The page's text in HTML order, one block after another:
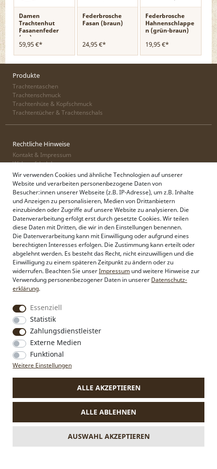
Damen
Trachtenhut
Fasanenfeder
(rot)
59,95 €*
Federbrosche
Fasan (braun)
24,95 €*
Federbrosche
Hahnenschlappe
n (grün-braun)
19,95 €*
Produkte
Trachtentaschen
Trachtenschmuck
Trachtenhüte & Kopfschmuck
Trachtentücher & Trachtenschals
Rechtliche Hinweise
Kontakt & Impressum
Widerrufsbelehrung
Zahlung & Lieferung
Datenschutz
AGB
Alpenflüstern
Philosophie
Händlerbereich
Firmenkunden
Sonderanfertigungen
Pressebereich
Kontakt & Impressum
Social Media
Instagram
Facebook
VERTRAG WIDERRUFEN
Die durchgestrichenen Preise entsprechen dem bisherigen Preis
** Gilt für Lieferungen nach Deutschland. Lieferzeiten für andere
Wir verwenden Cookies und ähnliche Technologien auf unserer
Website und verarbeiten personenbezogene Daten von
Besucher:innen unserer Webseite (z.B. IP-Adresse), um z.B. Inhalte
und Anzeigen zu personalisieren, Medien von Drittanbietern
einzubinden oder Zugriffe auf unsere Website zu analysieren. Die
Datenverarbeitung erfolgt erst durch gesetzte Cookies. Wir teilen
diese Daten mit Dritten, die wir in den Einstellungen benennen.
Die Datenverarbeitung kann mit Einwilligung oder aufgrund eines
berechtigten Interesses erfolgen. Die Zustimmung kann erteilt oder
abgelehnt werden. Es besteht das Recht, nicht einzuwilligen und die
Einwilligung zu einem späteren Zeitpunkt zu ändern oder zu
widerrufen. Beachten Sie unserImpressum und weitere Hinweise zur
Verwendung personenbezogener Daten in unserer Daten­schutz­
erklärung.
Essenziell
Statistik
Zahlungsdienstleister
Externe Medien
Funktional
Weitere Einstellungen
ALLE AKZEPTIEREN
ALLE ABLEHNEN
AUSWAHL AKZEPTIEREN